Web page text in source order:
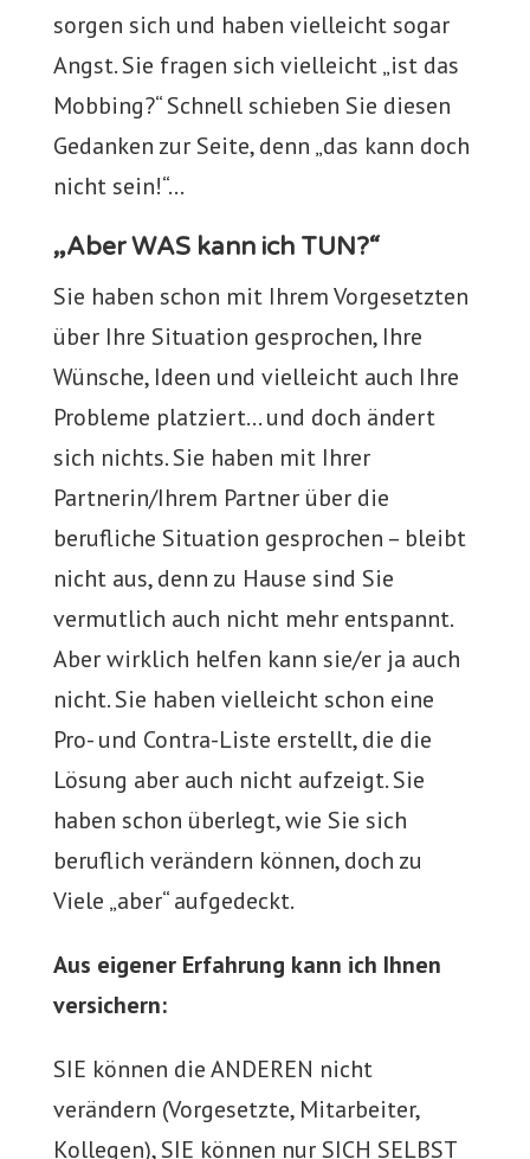
sorgen sich und haben vielleicht sogar
Angst. Sie fragen sich vielleicht „ist das
Mobbing?“ Schnell schieben Sie diesen
Gedanken zur Seite, denn „das kann doch
nicht sein!“…
„Aber WAS kann ich TUN?“
Sie haben schon mit Ihrem Vorgesetzten
über Ihre Situation gesprochen, Ihre
Wünsche, Ideen und vielleicht auch Ihre
Probleme platziert… und doch ändert
sich nichts. Sie haben mit Ihrer
Partnerin/Ihrem Partner über die
berufliche Situation gesprochen – bleibt
nicht aus, denn zu Hause sind Sie
vermutlich auch nicht mehr entspannt.
Aber wirklich helfen kann sie/er ja auch
nicht. Sie haben vielleicht schon eine
Pro- und Contra-Liste erstellt, die die
Lösung aber auch nicht aufzeigt. Sie
haben schon überlegt, wie Sie sich
beruflich verändern können, doch zu
Viele „aber“ aufgedeckt.
Aus eigener Erfahrung kann ich Ihnen
versichern:
SIE können die ANDEREN nicht
verändern (Vorgesetzte, Mitarbeiter,
Kollegen), SIE können nur SICH SELBST